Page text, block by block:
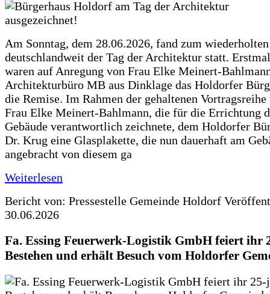
Am Sonntag, dem 28.06.2026, fand zum
deutschlandweit der Tag der Architektur statt.
waren auf Anregung von Frau Elke Meinert-
Architekturbüro MB aus Dinklage das Holdorfer
die Remise. Im Rahmen der gehaltenen
Frau Elke Meinert-Bahlmann, die für die Errichtung
Gebäude verantwortlich zeichnete, dem Holdorfer
Dr. Krug eine Glasplakette, die nun dauerhaft am
angebracht von diesem ga
Weiterlesen
Bericht von: Pressestelle Gemeinde Holdorf
30.06.2026
Fa. Essing Feuerwerk-Logistik GmbH feiert ihr
Bestehen und erhält Besuch vom Holdorfer